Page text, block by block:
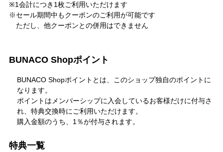
※1会計につき1枚ご利用いただけます
※セール期間中もクーポンのご利用が可能です
ただし、他クーポンとの併用はできません
BUNACO Shopポイント
BUNACO Shopポイントとは、このショップ独自のポイントに
なります。
ポイントはメンバーシップに入会しているお客様だけに付与さ
れ、特典交換時にご利用いただけます。
購入金額のうち、1％が付与されます。
特典一覧